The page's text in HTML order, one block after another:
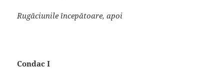
Rugăciunile începătoare, apoi
Condac I